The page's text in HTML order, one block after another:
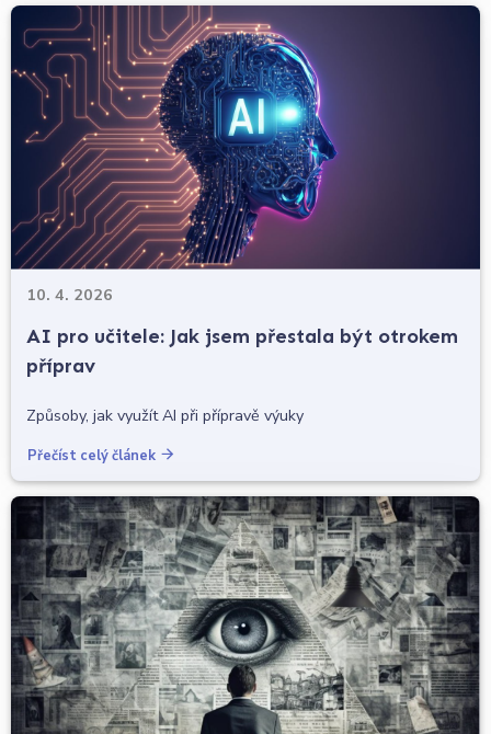
10. 4. 2026
AI pro učitele: Jak jsem přestala být otrokem
příprav
Způsoby, jak využít AI při přípravě výuky
Přečíst celý článek